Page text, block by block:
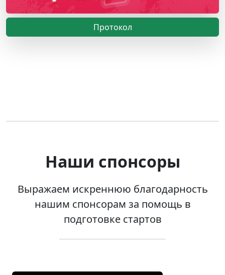
Протокол
Наши спонсоры
Выражаем искреннюю благодарность
нашим спонсорам за помощь в
подготовке стартов